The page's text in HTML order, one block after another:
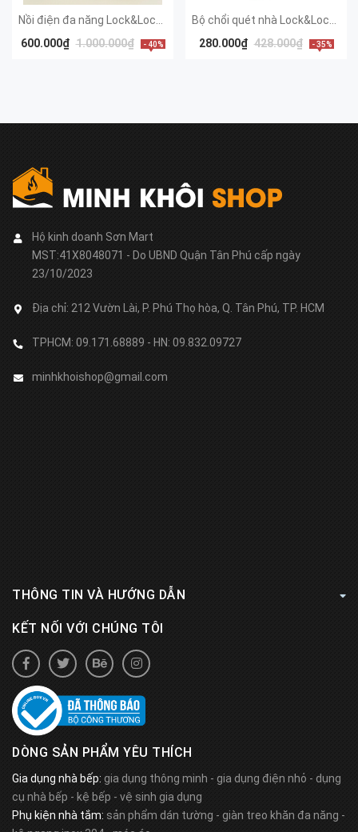
600.000₫ 1.000.000₫ - 40%
280.000₫ 428.000₫ - 35%
Hộ kinh doanh Sơn Mart
MST:41X8048071 - Do UBND Quận Tân Phú cấp ngày
23/10/2023
Địa chỉ: 212 Vườn Lài, P. Phú Thọ hòa, Q. Tân Phú, TP. HCM
TPHCM: 09.171.68889 - HN: 09.832.09727
minhkhoishop@gmail.com
THÔNG TIN VÀ HƯỚNG DẪN
KẾT NỐI VỚI CHÚNG TÔI
DÒNG SẢN PHẨM YÊU THÍCH
Gia dụng nhà bếp: gia dụng thông minh - gia dụng điện nhỏ - dụng
cụ nhà bếp - kệ bếp - vệ sinh gia dụng
Phụ kiện nhà tắm: sản phẩm dán tường - giàn treo khăn đa năng -